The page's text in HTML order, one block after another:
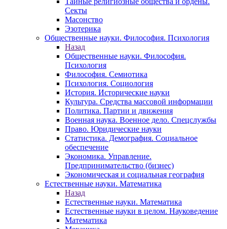
Секты
Масонство
Эзотерика
Общественные науки. Философия. Психология
Назад
Общественные науки. Философия.
Психология
Философия. Семиотика
Психология. Социология
История. Исторические науки
Культура. Средства массовой информации
Политика. Партии и движения
Военная наука. Военное дело. Спецслужбы
Право. Юридические науки
Статистика. Демография. Социальное
обеспечение
Экономика. Управление.
Предпринимательство (бизнес)
Экономическая и социальная география
Естественные науки. Математика
Назад
Естественные науки. Математика
Естественные науки в целом. Науковедение
Математика